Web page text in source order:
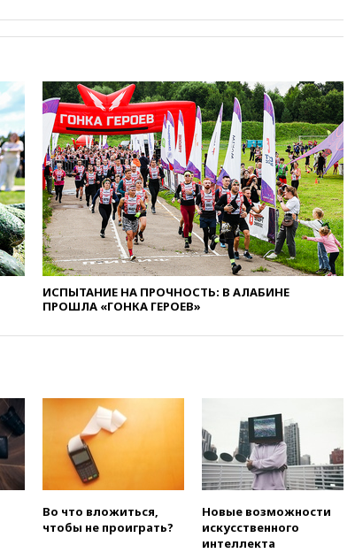
вчера, 20:08По всей Грузии
снова отключилось
электричество
вчера, 20:00Зеленский связал
дефицит ракет с попыткой
Запада принудить Киев к
уступкам
вчера, 19:45Памфилова: ЦИК
примет беспрецедентные
меры безопасности во время
выборов
вчера, 19:35Памфилова
сообщила об омоложении
вчера, 19:15Путин обсудил с
Памфиловой подготовку к
единому дню голосования
вчера, 18:56Wildberries
отрицает перенос основной
логистики за пределы России
ИСПЫТАНИЕ НА ПРОЧНОСТЬ: В АЛАБИНЕ
ПРОШЛА «ГОНКА ГЕРОЕВ»
Во что вложиться,
чтобы не проиграть?
Новые возможности
искусственного
интеллекта